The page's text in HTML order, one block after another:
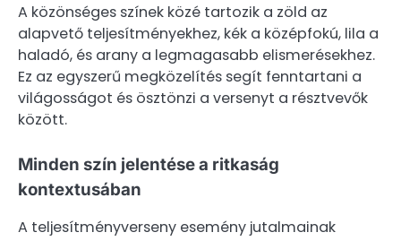
A közönséges színek közé tartozik a zöld az
alapvető teljesítményekhez, kék a középfokú, lila a
haladó, és arany a legmagasabb elismerésekhez.
Ez az egyszerű megközelítés segít fenntartani a
világosságot és ösztönzi a versenyt a résztvevők
között.
Minden szín jelentése a ritkaság
kontextusában
A teljesítményverseny esemény jutalmainak